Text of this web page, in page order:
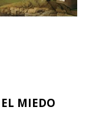
MIEDO